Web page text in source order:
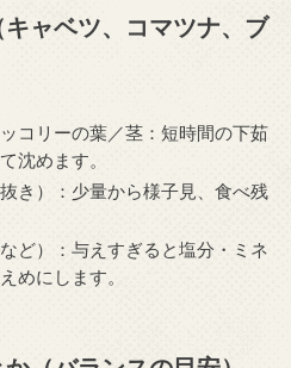
ャベツ、コマツナ、ブ
コリーの葉／茎：短時間の下茹
沈めます。
き）：少量から様子見、食べ残
ど）：与えすぎると塩分・ミネ
めにします。